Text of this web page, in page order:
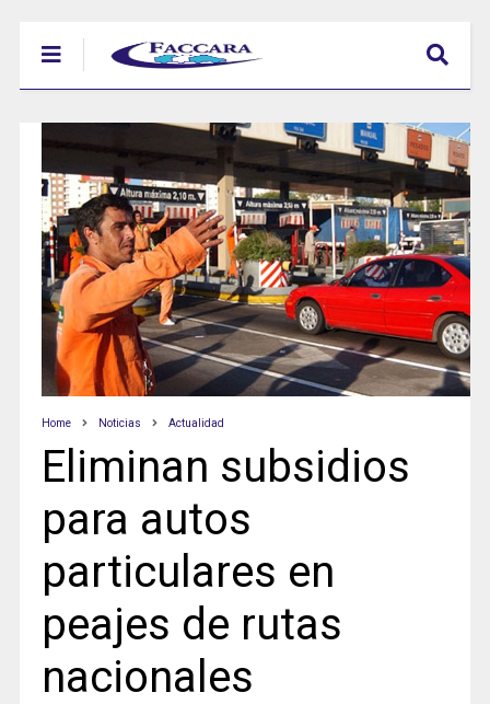
Home Noticias Actualidad
Eliminan subsidios
para autos
particulares en
peajes de rutas
nacionales